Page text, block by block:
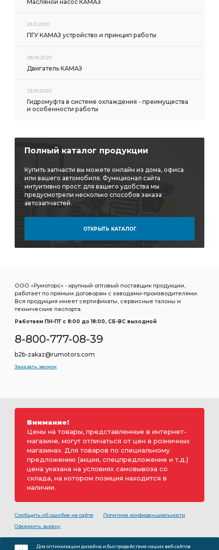
Масляной насос КАМАЗ
25.11.2020
ПГУ КАМАЗ устройство и принцип работы
28.09.2020
Двигатель КАМАЗ
23.09.2020
Гидромуфта в системе охлаждения - преимущества
и особенности работы
Полный каталог продукции
Купить запчасти вы можете онлайн из дома, офиса
или вашего автомобиля. Функционал сайта
интуитивно прост: для вашего удобства мы
предусмотрели несколько способов заказа
автозапчастей.
ОТКРЫТЬ КАТАЛОГ
ООО «Румоторс» - крупный оптовый поставщик продукции,
работает по прямым договорам с заводами-производителями.
Вся продукция имеет сертификаты, сервисные талоны и
технические паспорта.
Работаем ПН-ПТ c 8:00 до 18:00, СБ-ВС выходной
8-800-777-08-39
b2b-zakaz@rumotors.com
Заказать звонок
Внимание!
Цены на товары, представленные в интернет-
магазине, могут отличаться от цен в розничных
магазинах. Для товаров по специальному
предложению (акция, спецпредложение и т.д.)
цена указана на условиях самовывоза со
склада, на котором позиция находится в
наличии.
Сообщить об ошибке на сайте
Политика конфиденциальности
Оформить заявку
Для оптимизации дизайна и быстродействия наших веб-сайтов